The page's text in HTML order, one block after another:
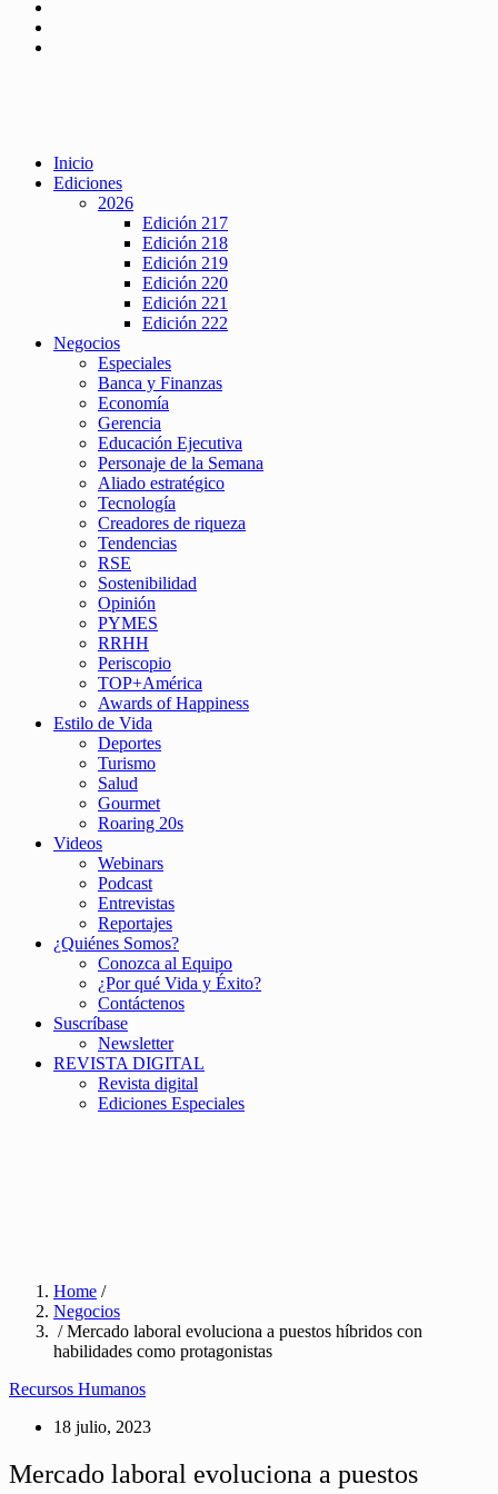
Inicio
Ediciones
2026
Edición 217
Edición 218
Edición 219
Edición 220
Edición 221
Edición 222
Negocios
Especiales
Banca y Finanzas
Economía
Gerencia
Educación Ejecutiva
Personaje de la Semana
Aliado estratégico
Tecnología
Creadores de riqueza
Tendencias
RSE
Sostenibilidad
Opinión
PYMES
RRHH
Periscopio
TOP+América
Awards of Happiness
Estilo de Vida
Deportes
Turismo
Salud
Gourmet
Roaring 20s
Videos
Webinars
Podcast
Entrevistas
Reportajes
¿Quiénes Somos?
Conozca al Equipo
¿Por qué Vida y Éxito?
Contáctenos
Suscríbase
Newsletter
REVISTA DIGITAL
Revista digital
Ediciones Especiales
Home /
Negocios
/ Mercado laboral evoluciona a puestos híbridos con
habilidades como protagonistas
Recursos Humanos
18 julio, 2023
Mercado laboral evoluciona a puestos